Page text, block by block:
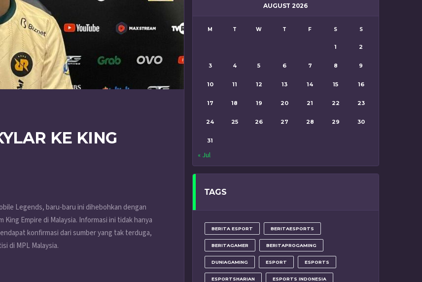
KE KING
Legends, baru-baru ini dihebohkan dengan
King Empire di Malaysia. Informasi ini tidak hanya
konfirmasi dari sumber yang tak terduga,
di MPL Malaysia.
AUGUST 2026
M T W T F S S
1 2
3 4 5 6 7 8 9
10 11 12 13 14 15 16
17 18 19 20 21 22 23
24 25 26 27 28 29 30
31
« Jul
TAGS
BERITA ESPORT BERITAESPORTS
BERITAGAMER BERITAPROGAMING
DUNIAGAMING ESPORT ESPORTS
ESPORTSHARIAN ESPORTS INDONESIA